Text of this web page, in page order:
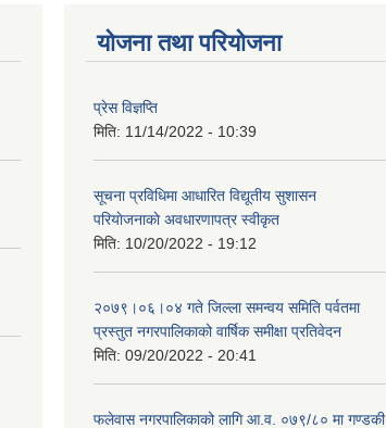
योजना तथा परियोजना
प्रेस विज्ञप्ति
मिति: 11/14/2022 - 10:39
सूचना प्रविधिमा आधारित विद्यूतीय सुशासन
परियाेजनाकाे अवधारणापत्र स्वीकृत
मिति: 10/20/2022 - 19:12
२०७९।०६।०४ गते जिल्ला समन्वय समिति पर्वतमा
प्रस्तुत नगरपालिकाको वार्षिक समीक्षा प्रतिवेदन
मिति: 09/20/2022 - 20:41
फलेवास नगरपालिकाको लागि आ.व. ०७९/८० मा गण्डकी